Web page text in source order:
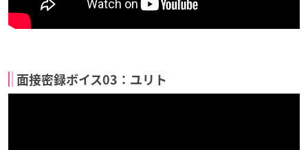
面接密録ボイス03：ユリト